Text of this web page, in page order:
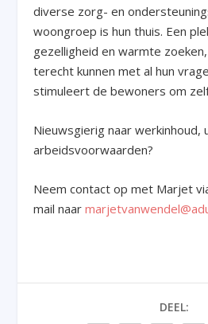
diverse zorg- en
woongroep is hun thuis. Een
gezelligheid en warmte
terecht kunnen met al hun
stimuleert de bewoners om
Nieuwsgierig naar werkinhoud,
arbeidsvoorwaarden?
Neem contact op met Marjet
mail naar
DEEL: